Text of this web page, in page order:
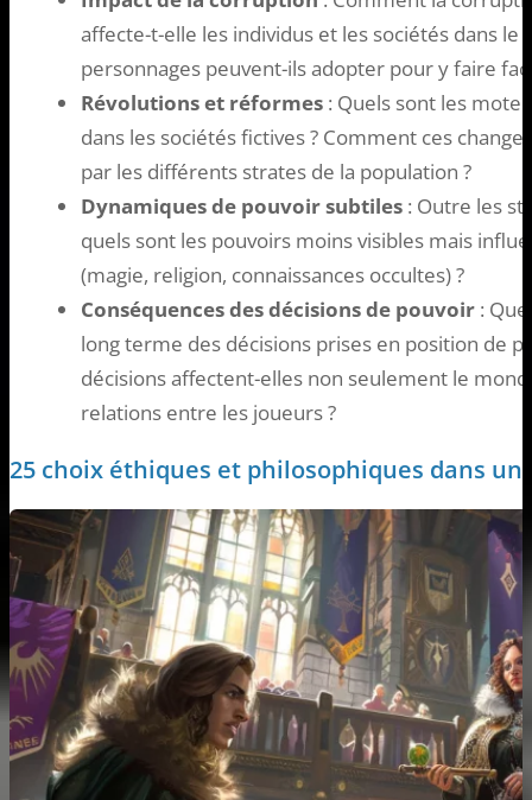
affecte-t-elle les individus et les sociétés dans le
personnages peuvent-ils adopter pour y faire
Révolutions et réformes : Quels sont les
dans les sociétés fictives ? Comment ces
par les différents strates de la population ?
Dynamiques de pouvoir subtiles : Outre les
quels sont les pouvoirs moins visibles mais
(magie, religion, connaissances occultes) ?
Conséquences des décisions de pouvoir :
long terme des décisions prises en position de
décisions affectent-elles non seulement le
relations entre les joueurs ?
25 choix éthiques et philosophiques dans